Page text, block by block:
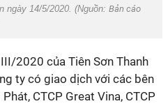
ngày 14/5/2020. (Nguồn: Bản cáo
2020 của Tiên Sơn Thanh
ty có giao dịch với các bên
CTCP Great Vina, CTCP